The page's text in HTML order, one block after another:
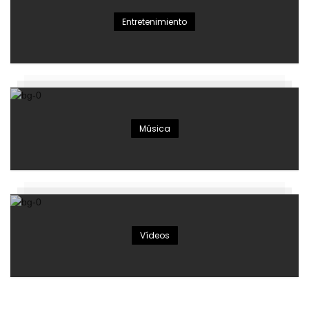
Entretenimiento
Música
Vídeos